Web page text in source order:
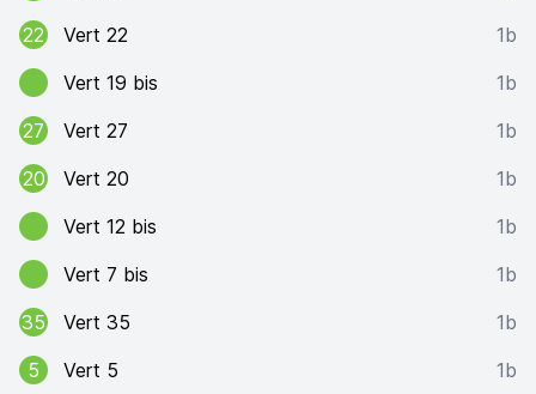
22
Vert 22
1b
Vert 19 bis
1b
27
Vert 27
1b
20
Vert 20
1b
Vert 12 bis
1b
Vert 7 bis
1b
35
Vert 35
1b
5
Vert 5 1b